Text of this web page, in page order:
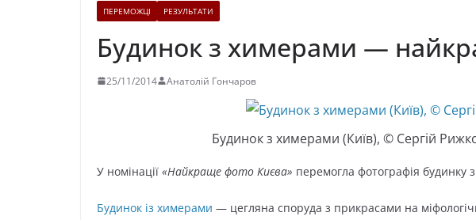
ПЕРЕМОЖЦІ РЕЗУЛЬТАТИ
Будинок з химерами —
25/11/2014 Анатолій Гончаров
Будинок з химерами (Київ), © Сергій
У номінації «Найкраще фото Києва» перемогла фотографія будинку
Будинок із химерами — цегляна споруда з прикрасами на